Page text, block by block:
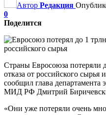
Автор Редакция
0
Поделится
Страны Евросоюза потеряли
отказа от российского сырья
сообщил глава департамента
МИД РФ Дмитрий
«Они уже потеряли очень